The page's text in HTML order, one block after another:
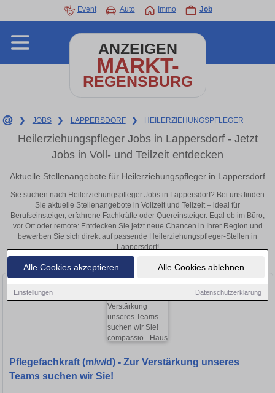
Alle Cookies akzeptieren Alle Cookies ablehnen
Einstellungen Datenschutzerklärung
Event Auto Immo Job
ANZEIGEN
MARKT-
REGENSBURG
❯ JOBS ❯ LAPPERSDORF ❯ HEILERZIEHUNGSPFLEGER
Heilerziehungspfleger Jobs in Lappersdorf - Jetzt
Jobs in Voll- und Teilzeit entdecken
Aktuelle Stellenangebote für Heilerziehungspfleger in Lappersdorf
Sie suchen nach Heilerziehungspfleger Jobs in Lappersdorf? Bei uns finden
Sie aktuelle Stellenangebote in Vollzeit und Teilzeit – ideal für
Berufseinsteiger, erfahrene Fachkräfte oder Quereinsteiger. Egal ob im Büro,
vor Ort oder remote: Entdecken Sie jetzt neue Chancen in Ihrer Region und
bewerben Sie sich direkt auf passende Heilerziehungspfleger-Stellen in
Lappersdorf!
Pflegefachkraft (m/w/d) - Zur Verstärkung unseres
Teams suchen wir Sie!